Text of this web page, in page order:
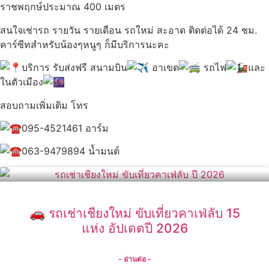
ราชพฤกษ์ประมาณ 400 เมตร
สนใจเช่ารถ รายวัน รายเดือน รถใหม่ สะอาด ติดต่อได้ 24 ชม.
คาร์ซีทสำหรับน้องๆหนูๆ ก็มีบริการนะคะ
บริการ รับส่งฟรี สนามบิน
อาเขต รถไฟ
และ
ในตัวเมือง
สอบถามเพิ่มเติม โทร
095-4521461 อาร์ม
063-9479894 น้ำมนต์
🚗 รถเช่าเชียงใหม่ ขับเที่ยวคาเฟ่ลับ 15
แห่ง อัปเดตปี 2026
- อ่านต่อ -